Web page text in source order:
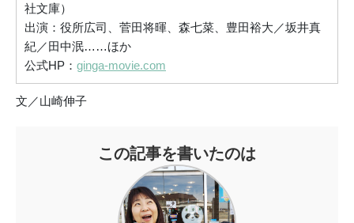
社文庫）
出演：役所広司、菅田将暉、森七菜、豊田裕大／坂井真
紀／田中泯……ほか
公式HP： ginga-movie.com
文／山崎伸子
この記事を書いたのは